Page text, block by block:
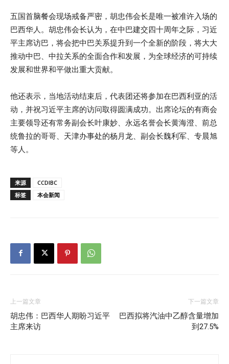
五国首脑餐会现场戒备严密，胡忠伟会长是唯一被准许入场的
巴西华人。胡忠伟会长认为，在中巴建交四十周年之际，习近
平主席访巴，将会把中巴关系提升到一个全新的阶段，将大大
推动中巴、中拉关系的全面合作和发展，为全球经济的可持续
发展和世界和平做出重大贡献。
他还表示，当地活动结束后，代表团还将参加在巴西利亚的活
动，并祝习近平主席的访问取得圆满成功。出席论坛的有商会
主要领导还有常务副会长叶康妙、永远名誉会长黄海澄、前总
统鲁拉的哥哥、天津办事处的杨月龙、副会长魏利军、专晨旭
等人。
来源
CCDIBC
标签
本会新闻
上一篇文章
胡忠伟：巴西华人期盼习近平
主席来访
下一篇文章
巴西拟将汽油中乙醇含量增加
到27.5%